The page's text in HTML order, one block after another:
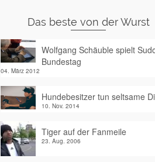
Das beste von der Wurst
Wolfgang Schäuble spielt
Bundestag
04. März 2012
Hundebesitzer tun seltsame
10. Nov. 2014
Tiger auf der Fanmeile
23. Aug. 2006